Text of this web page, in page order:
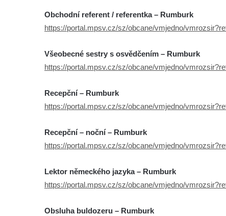
Obchodní referent / referentka – Rumburk
https://portal.mpsv.cz/sz/obcane/vmjedno/
Všeobecné sestry s osvědčením – Rumburk
https://portal.mpsv.cz/sz/obcane/vmjedno/
Recepční – Rumburk
https://portal.mpsv.cz/sz/obcane/vmjedno/
Recepční – noční – Rumburk
https://portal.mpsv.cz/sz/obcane/vmjedno/
Lektor německého jazyka – Rumburk
https://portal.mpsv.cz/sz/obcane/vmjedno/
Obsluha buldozeru – Rumburk